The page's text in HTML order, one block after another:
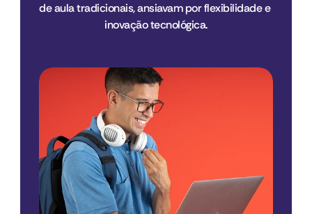
de aula tradicionais, ansiavam por flexibilidade e
inovação tecnológica.